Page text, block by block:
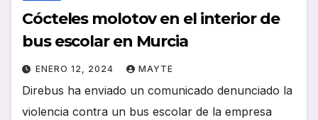
Cócteles molotov en el interior de
bus escolar en Murcia
ENERO 12, 2024 MAYTE
Direbus ha enviado un comunicado denunciado la
violencia contra un bus escolar de la empresa